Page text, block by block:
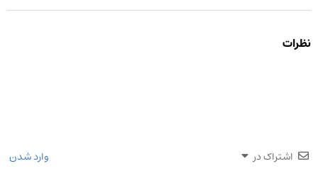
نظرات
اشتراک در وارد شدن